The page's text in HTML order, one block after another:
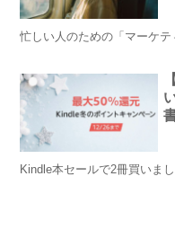
忙しい人のための「マーケテ
Kindle本セールで2冊買いまし